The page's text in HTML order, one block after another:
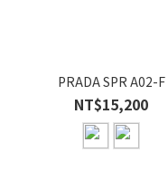
PRADA SPR A02-F
NT$15,200